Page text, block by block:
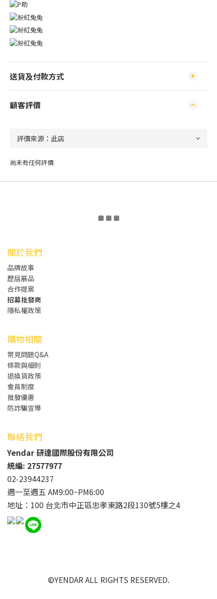
送貨及付款方式
顧客評價
尚未有任何評價
關於我們
品牌故事
歷屆展品
合作提案
招募批發商
隱私權政策
購物相關
常見問題Q&A
條款與細則
退換貨政策
會員制度
批發優惠
防詐騙宣導
聯絡我們
Yendar 研達國際股份有限公司
統編: 27577977
02-23944237
週一至週五 AM9:00~PM6:00
地址：100 台北市中正區忠孝東路2段130號5樓之4
©YENDAR ALL RIGHTS RESERVED.